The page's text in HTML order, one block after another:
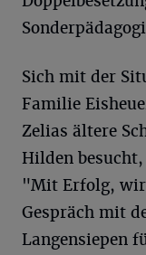
Sich mit der
Familie
Zelias ältere
Hilden
"Mit Erfolg, wir
Gespräch mit
Langensiepen